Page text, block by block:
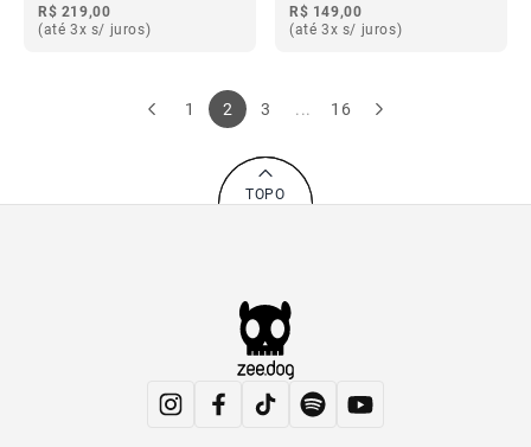
R$ 219,00
(até 3x s/ juros)
R$ 149,00
(até 3x s/ juros)
1 2 3 ... 16
TOPO